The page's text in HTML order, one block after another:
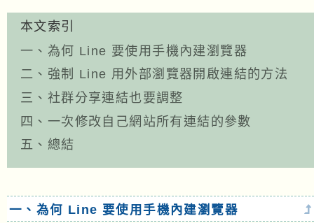
本文索引
一、為何 Line 要使用手機內建瀏覽器
二、強制 Line 用外部瀏覽器開啟連結的方法
三、社群分享連結也要調整
四、一次修改自己網站所有連結的參數
五、總結
一、為何 Line 要使用手機內建瀏覽器